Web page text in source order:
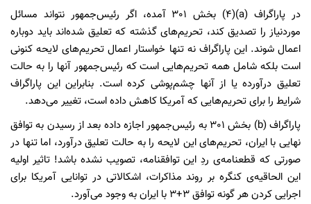
در پاراگراف (a)(4) بخش 301 آمده، اگر رئیس‌جمهور نتواند مسائل
موردنیاز را تصدیق کند، تحریم‌های گذشته که تعلیق شده‌اند باید دوباره
اعمال شوند. این پاراگراف نه تنها خواستار اعمال تحریم‌های لایحه کنونی
است بلکه شامل همه تحریم‌هایی است که رئیس‌جمهور آنها را به حالت
تعلیق درآورده یا از آنها چشم‌پوشی کرده است. بنابراین این پاراگراف
شرایط را برای تحریم‌هایی که آمریکا کاهش داده است، تغییر می‌دهد.
پاراگراف (b) بخش 301 به رئیس‌جمهور اجازه داده بعد از رسیدن به توافق
نهایی با ایران، تحریم‌های این لایحه را به حالت تعلیق درآورد، اما تنها در
صورتی که قطعنامه‌ی ردِ این توافقنامه، تصویب نشده باشد! تاثیر اولیه
این الحاقیه‌ی کنگره بر روند مذاکرات، اشکالاتی در توانایی آمریکا برای
اجرایی کردن هر گونه توافق 3+3 با ایران به وجود می‌آورد.